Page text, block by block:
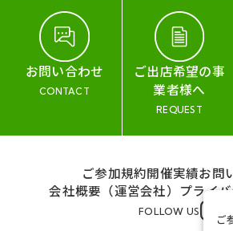
お問い合わせ
CONTACT
ご出店希望の事
業者様へ
REQUEST
ご参加規約開催実績お問
会社概要（運営会社） プライバ
FOLLOW US
ご